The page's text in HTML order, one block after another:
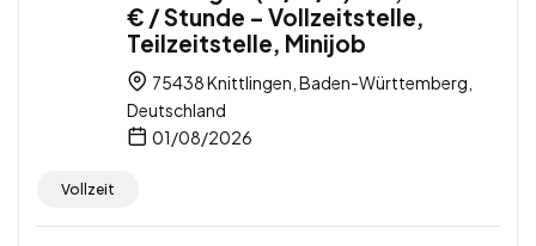
€ / Stunde – Vollzeitstelle,
Teilzeitstelle, Minijob
75438 Knittlingen, Baden-Württemberg,
Deutschland
01/08/2026
Vollzeit